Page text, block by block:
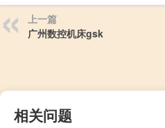
上一篇
广州数控机床gsk
相关问题